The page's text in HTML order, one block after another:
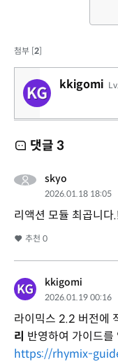
첨부 [2]
kkigomi
댓글 3
skyo
2026.01.18 18:05
리액션 모듈 최곱니다
추천 0
kkigomi
2026.01.19 00:16
라이믹스 2.2 버전에
리 반영하여 가이드
https://rhymix-